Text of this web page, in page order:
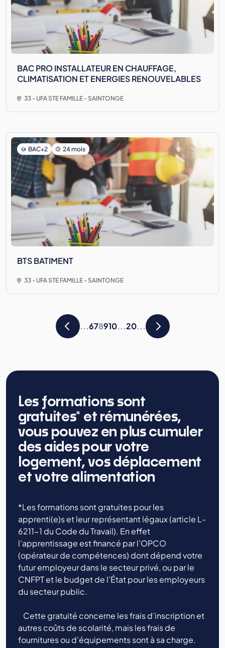
BAC PRO INSTALLATEUR EN CHAUFFAGE,
CLIMATISATION ET ENERGIES RENOUVELABLES
33 - UFA STE FAMILLE - SAINTONGE
BAC+2 24 mois
BTS BATIMENT
33 - UFA STE FAMILLE - SAINTONGE
...678910...20...
Les formations sont
gratuites* et rémunérées,
vous pouvez en plus cumuler
des aides pour votre
logement, vos déplacement
et votre alimentation
*Les formations sont gratuites pour les
apprenti(e)s et leur représentant légaux (article L-
6211-1 du Code du Travail). En effet
l’apprentissage est financé par l’OPCO
(opérateur de compétences) dont dépend votre
futur employeur dans le secteur privé, ou par le
CNFPT et le budget de l’État pour les employeurs
du secteur public.
Cette gratuité concerne les frais d’inscription et
autres coûts de scolarité, mais les frais de
fournitures ou d’équipements sont à sa charge.